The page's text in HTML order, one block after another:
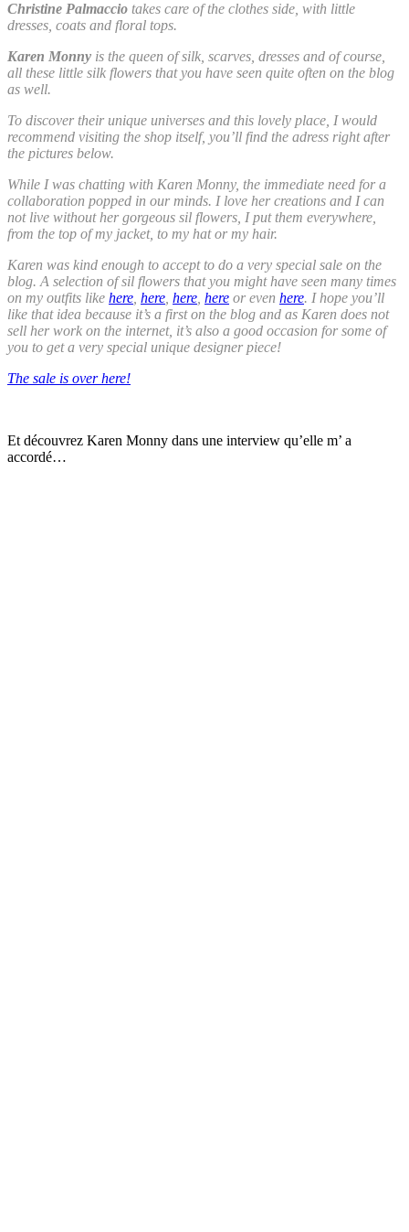
Christine Palmaccio takes care of the clothes side, with little
dresses, coats and floral tops.
Karen Monny is the queen of silk, scarves, dresses and of course,
all these little silk flowers that you have seen quite often on the blog
as well.
To discover their unique universes and this lovely place, I would
recommend visiting the shop itself, you’ll find the adress right after
the pictures below.
While I was chatting with Karen Monny, the immediate need for a
collaboration popped in our minds. I love her creations and I can
not live without her gorgeous sil flowers, I put them everywhere,
from the top of my jacket, to my hat or my hair.
Karen was kind enough to accept to do a very special sale on the
blog. A selection of sil flowers that you might have seen many times
on my outfits like here here here here or even here. I hope you’ll
like that idea because it’s a first on the blog and as Karen does not
sell her work on the internet, it’s also a good occasion for some of
you to get a very special unique designer piece!
The sale is over here!
Et découvrez Karen Monny dans une interview qu’elle m’ a
accordé…